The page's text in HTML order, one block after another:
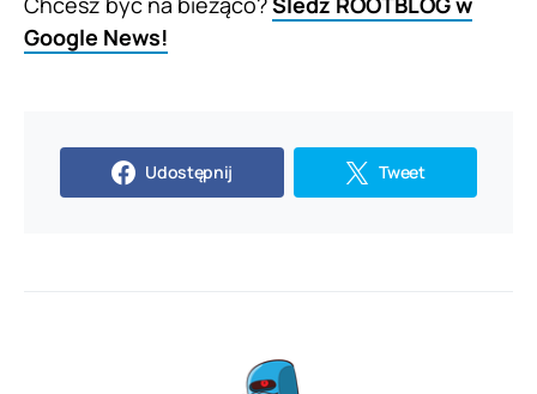
Google News!
Udostępnij Tweet